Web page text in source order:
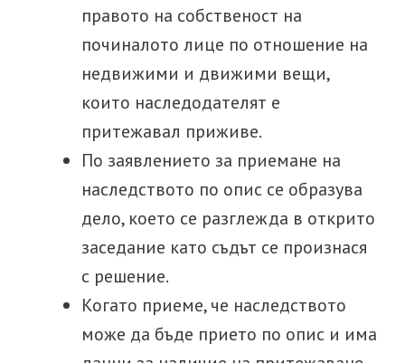
правото на собственост на
починалото лице по отношение на
недвижими и движими вещи,
които наследодателят е
притежавал приживе.
По заявлението за приемане на
наследството по опис се образува
дело, което се разглежда в открито
заседание като съдът се произнася
с решение.
Когато приеме, че наследството
може да бъде прието по опис и има